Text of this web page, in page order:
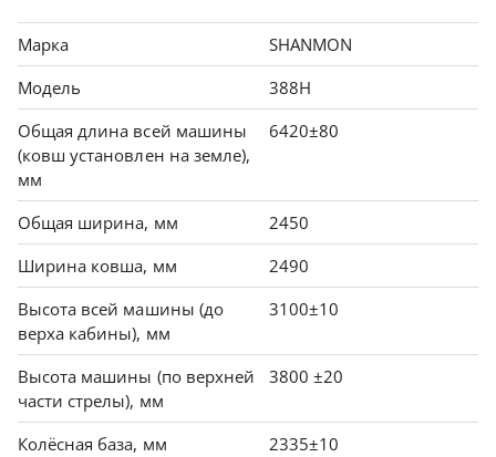
Марка
SHANMON
Модель
388H
Общая длина всей машины
(ковш установлен на земле),
мм
6420±80
Общая ширина, мм
2450
Ширина ковша, мм
2490
Высота всей машины (до
верха кабины), мм
3100±10
Высота машины (по верхней
части стрелы), мм
3800 ±20
Колёсная база, мм
2335±10